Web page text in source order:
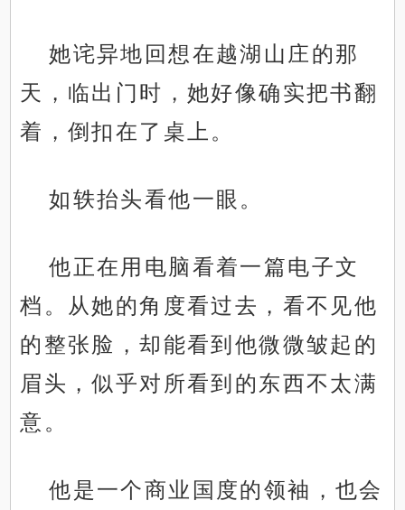
她诧异地回想在越湖山庄的那
天，临出门时，她好像确实把书翻
着，倒扣在了桌上。
如轶抬头看他一眼。
他正在用电脑看着一篇电子文
档。从她的角度看过去，看不见他
的整张脸，却能看到他微微皱起的
眉头，似乎对所看到的东西不太满
意。
他是一个商业国度的领袖，也会